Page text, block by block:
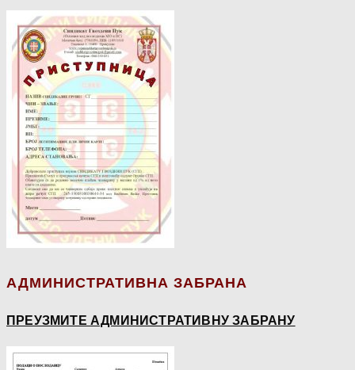
АДМИНИСТРАТИВНА ЗАБРАНА
ПРЕУЗМИТЕ АДМИНИСТРАТИВНУ ЗАБРАНУ